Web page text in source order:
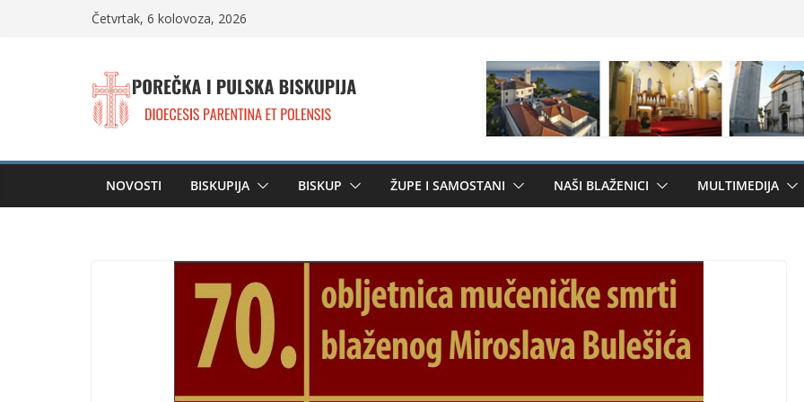
Četvrtak, 6 kolovoza, 2026
NOVOSTI BISKUPIJA BISKUP ŽUPE I SAMOSTANI NAŠI BLAŽENICI MULTIMEDIJA